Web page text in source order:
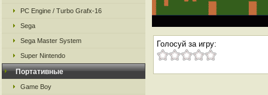
PC Engine / Turbo Grafx-16
Sega
Sega Master System
Super Nintendo
Портативные
Game Boy
Голосуй за игру: